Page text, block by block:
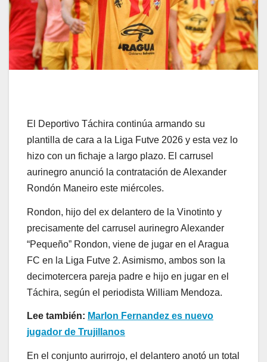
El Deportivo Táchira continúa armando su
plantilla de cara a la Liga Futve 2026 y esta vez lo
hizo con un fichaje a largo plazo. El carrusel
aurinegro anunció la contratación de Alexander
Rondón Maneiro este miércoles.
Rondon, hijo del ex delantero de la Vinotinto y
precisamente del carrusel aurinegro Alexander
“Pequeño” Rondon, viene de jugar en el Aragua
FC en la Liga Futve 2. Asimismo, ambos son la
decimotercera pareja padre e hijo en jugar en el
Táchira, según el periodista William Mendoza.
Lee también: Marlon Fernandez es nuevo
jugador de Trujillanos
En el conjunto aurirrojo, el delantero anotó un total